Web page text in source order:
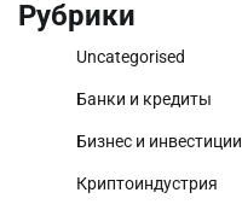
Рубрики
Uncategorised
Банки и кредиты
Бизнес и инвестиции
Криптоиндустрия